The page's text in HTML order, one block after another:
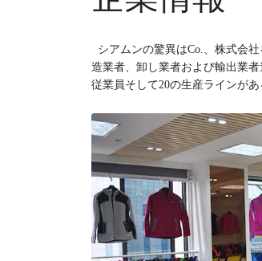
シアムンの驚異はCo.、株式会
造業者、卸し業者および輸出業
従業員そして20の生産ラインが
500種類の機能衣服、製造された
準的なサンプルはあなたの評価
ト、Tシャツ、等の下の屋外の衣
る。